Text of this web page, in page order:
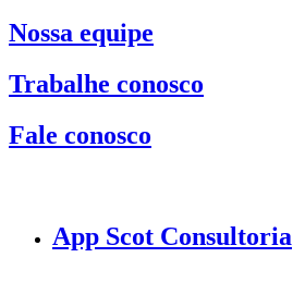
Nossa equipe
Trabalhe conosco
Fale conosco
App Scot Consultoria